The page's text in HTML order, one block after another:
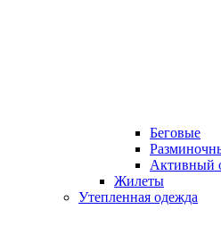
Беговые
Активный
Жилеты
Утепленная одежда